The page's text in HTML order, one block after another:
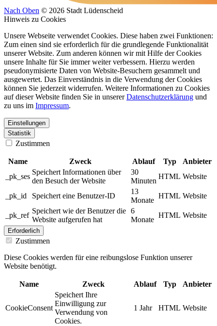
Nach Oben © 2026 Stadt Lüdenscheid
Hinweis zu Cookies
Unsere Webseite verwendet Cookies. Diese haben zwei Funktionen:
Zum einen sind sie erforderlich für die grundlegende Funktionalität
unserer Website. Zum anderen können wir mit Hilfe der Cookies
unsere Inhalte für Sie immer weiter verbessern. Hierzu werden
pseudonymisierte Daten von Website-Besuchern gesammelt und
ausgewertet. Das Einverständnis in die Verwendung der Cookies
können Sie jederzeit widerrufen. Weitere Informationen zu Cookies
auf dieser Website finden Sie in unsererDatenschutzerklärung und
zu uns im Impressum.
Einstellungen
Statistik
Zustimmen
Name Zweck Ablauf Typ
Anbieter
_pk_ses
Speichert Informationen über
den Besuch der Website
30
Minuten
HTML Website
_pk_id Speichert eine Benutzer-ID
13
Monate
HTML Website
_pk_ref
Speichert wie der Benutzer die
Website aufgerufen hat
6
Monate
HTML Website
Erforderlich
Zustimmen
Diese Cookies werden für eine reibungslose Funktion unserer
Website benötigt.
Name Zweck Ablauf Typ Anbieter
CookieConsent
Speichert Ihre
Einwilligung zur
Verwendung von
Cookies.
1 Jahr HTML Website